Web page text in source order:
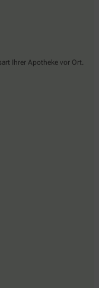
Ihrer Apotheke vor Ort.